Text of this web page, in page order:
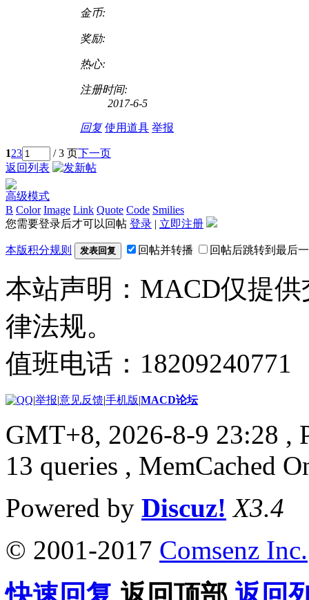
金币:
奖励:
热心:
注册时间:
2017-6-5
回复 使用道具 举报
123 / 3 页下一页
返回列表
高级模式
B Color Image Link Quote Code Smilies
您需要登录后才可以回帖 登录 | 立即注册
本版积分规则 发表回复 回帖并转播 回帖后跳转到最后
本站声明：MACD仅提
律法规。
值班电话：
|举报|意见反馈|手机版|MACD论坛
GMT+8, 2026-8-9 23:28 ,
13 queries , MemCached
Powered by Discuz! X3.4
© 2001-2017 Comsenz Inc.